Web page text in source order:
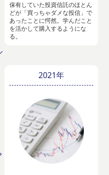
保有していた投資信託のほとん
どが「買っちゃダメな投信」で
あったことに愕然。学んだこと
を活かして購入するようにな
る。
2021年